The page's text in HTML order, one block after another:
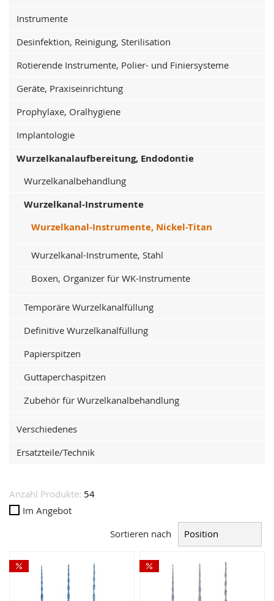
Anzahl Produkte: 54
Im Angebot
Sortieren nach
Instrumente
Desinfektion, Reinigung, Sterilisation
Rotierende Instrumente, Polier- und Finiersysteme
Geräte, Praxiseinrichtung
Prophylaxe, Oralhygiene
Implantologie
Wurzelkanalaufbereitung, Endodontie
Wurzelkanalbehandlung
Wurzelkanal-Instrumente
Wurzelkanal-Instrumente, Nickel-Titan
Wurzelkanal-Instrumente, Stahl
Boxen, Organizer für WK-Instrumente
Temporäre Wurzelkanalfüllung
Definitive Wurzelkanalfüllung
Papierspitzen
Guttaperchaspitzen
Zubehör für Wurzelkanalbehandlung
Verschiedenes
Ersatzteile/Technik